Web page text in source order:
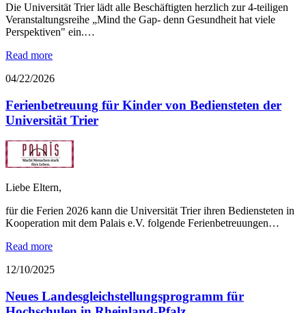
Die Universität Trier lädt alle Beschäftigten herzlich zur 4-teiligen
Veranstaltungsreihe „Mind the Gap- denn Gesundheit hat viele
Perspektiven" ein.…
Read more
04/22/2026
Ferienbetreuung für Kinder von Bediensteten der
Universität Trier
Liebe Eltern,
für die Ferien 2026 kann die Universität Trier ihren Bediensteten in
Kooperation mit dem Palais e.V. folgende Ferienbetreuungen…
Read more
12/10/2025
Neues Landesgleichstellungsprogramm für